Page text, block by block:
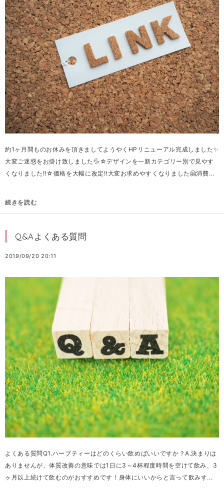
約1ヶ月間ものお休みを頂きましてようやくHPリニューアル完成しました✨
大変ご迷惑をお掛け致しました💦☆デザインを一新カテゴリー別で見やす
くなりました!!☆価格を大幅に改定‼️大変お求めやすくなりました🤗消費...
続きを読む
Q&Aよくある質問
2019/09/20 20:11
よくある質問Q1.ハーブティーはどのくらい飲めばいいですか？A.決まりは
ありませんが、体質改善の意味では1日に3～4杯程度時間を空けて飲み、3
ヶ月以上続けて飲むのがおすすめです！身体にいいからと言って飲みす...